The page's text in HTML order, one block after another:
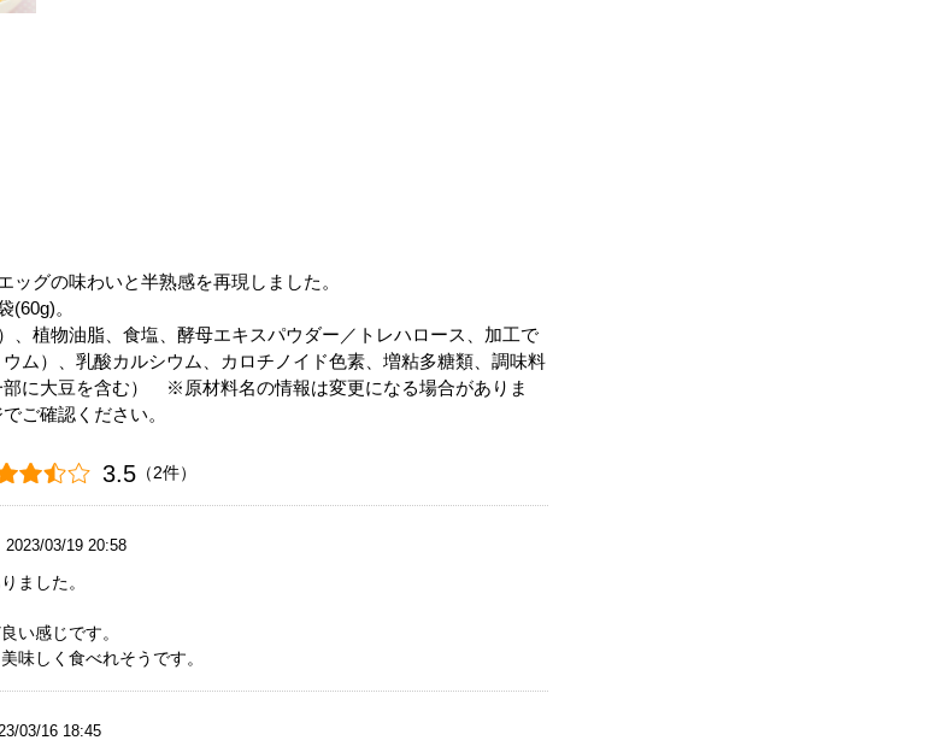
グの味わいと半熟感を再現しました。
(60g)。
、植物油脂、食塩、酵母エキスパウダー／トレハロース、加工で
ム）、乳酸カルシウム、カロチノイド色素、増粘多糖類、調味料
部に大豆を含む） ※原材料名の情報は変更になる場合がありま
ご確認ください。
3.5 （2件）
2023/03/19 20:58
ました。
い感じです。
味しく食べれそうです。
03/16 18:45